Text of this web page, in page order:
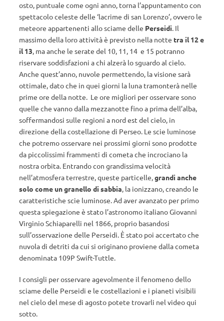
osto, puntuale come ogni anno, torna l’appuntamento con
spettacolo celeste delle ‘lacrime di san Lorenzo’, ovvero le
meteore appartenenti allo sciame delle Perseidi. Il
massimo della loro attività è previsto nella notte tra il 12 e
il 13, ma anche le serate del 10, 11, 14 e 15 potranno
riservare soddisfazioni a chi alzerà lo sguardo al cielo.
Anche quest’anno, nuvole permettendo, la visione sarà
ottimale, dato che in quei giorni la luna tramonterà nelle
prime ore della notte. Le ore migliori per osservare sono
quelle che vanno dalla mezzanotte fino a prima dell’alba,
soffermandosi sulle regioni a nord est del cielo, in
direzione della costellazione di Perseo. Le scie luminose
che potremo osservare nei prossimi giorni sono prodotte
da piccolissimi frammenti di cometa che incrociano la
nostra orbita. Entrando con grandissima velocità
nell’atmosfera terrestre, queste particelle,grandi anche
solo come un granello di sabbia, la ionizzano, creando le
caratteristiche scie luminose. Ad aver avanzato per primo
questa spiegazione è stato l’astronomo italiano Giovanni
Virginio Schiaparelli nel 1866, proprio basandosi
sull’osservazione delle Perseidi. È stato poi accertato che
nuvola di detriti da cui si originano proviene dalla cometa
denominata 109P Swift-Tuttle.
I consigli per osservare agevolmente il fenomeno dello
sciame delle Perseidi e le costellazioni e i pianeti visibili
nel cielo del mese di agosto potete trovarli nel video qui
sotto.